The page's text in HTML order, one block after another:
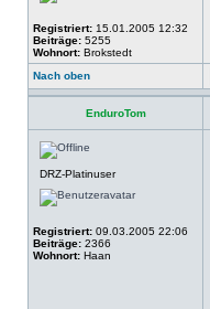
Registriert: 15.01.2005 12:32
Beiträge: 5255
Wohnort: Brokstedt
Nach oben
EnduroTom
DRZ-Platinuser
Registriert: 09.03.2005 22:06
Beiträge: 2366
Wohnort: Haan